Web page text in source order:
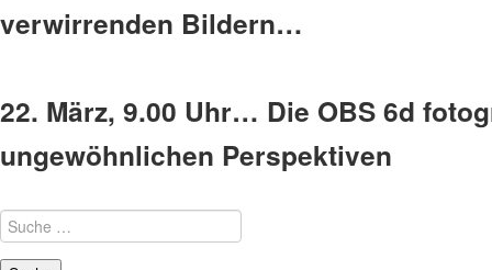
verwirrenden Bildern…
22. März, 9.00 Uhr… Die OBS 6d
ungewöhnlichen Perspektiven
Suche
nach: